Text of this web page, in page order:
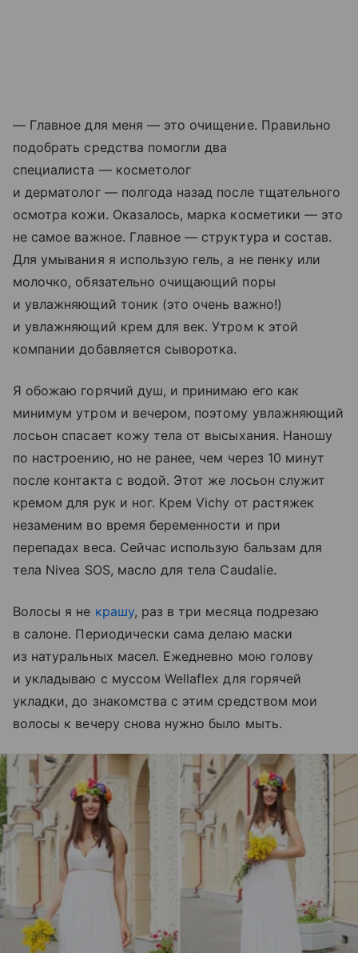
— Главное для меня — это очищение. Правильно
подобрать средства помогли два
специалиста — косметолог
и дерматолог — полгода назад после тщательного
осмотра кожи. Оказалось, марка косметики — это
не самое важное. Главное — структура и состав.
Для умывания я использую гель, а не пенку или
молочко, обязательно очищающий поры
и увлажняющий тоник (это очень важно!)
и увлажняющий крем для век. Утром к этой
компании добавляется сыворотка.
Я обожаю горячий душ, и принимаю его как
минимум утром и вечером, поэтому увлажняющий
лосьон спасает кожу тела от высыхания. Наношу
по настроению, но не ранее, чем через 10 минут
после контакта с водой. Этот же лосьон служит
кремом для рук и ног. Крем Vichy от растяжек
незаменим во время беременности и при
перепадах веса. Сейчас использую бальзам для
тела Nivea SOS, масло для тела Caudalie.
Волосы я не крашу, раз в три месяца подрезаю
в салоне. Периодически сама делаю маски
из натуральных масел. Ежедневно мою голову
и укладываю с муссом Wellaflex для горячей
укладки, до знакомства с этим средством мои
волосы к вечеру снова нужно было мыть.